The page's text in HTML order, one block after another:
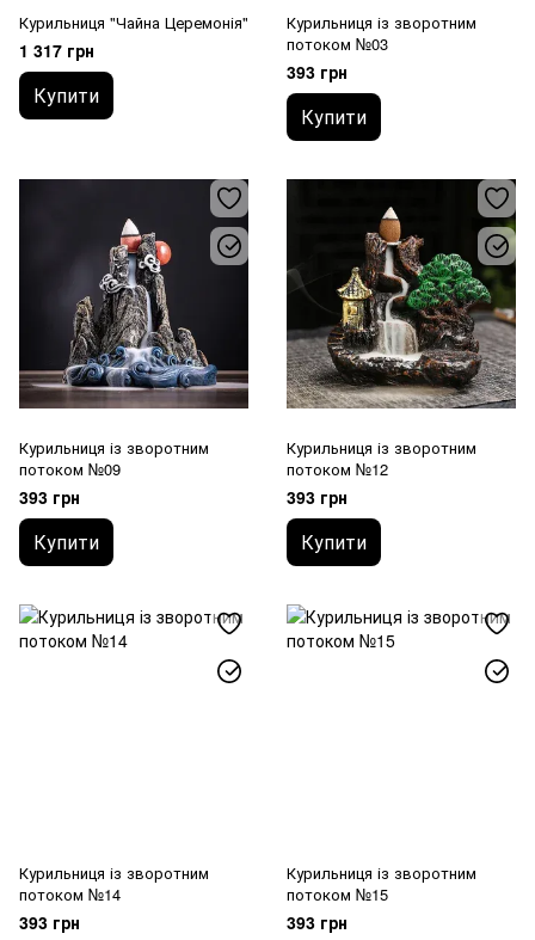
Курильниця "Чайна Церемонія"
1 317 грн
Купити
Курильниця із зворотним
потоком №03
393 грн
Купити
Курильниця із зворотним
потоком №09
393 грн
Купити
Курильниця із зворотним
потоком №12
393 грн
Купити
Курильниця із зворотним
потоком №14
393 грн
Курильниця із зворотним
потоком №15
393 грн